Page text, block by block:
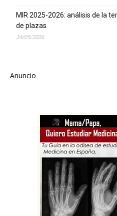
MIR 2025-2026: análisis de la
de plazas
24/05/2026
Anuncio